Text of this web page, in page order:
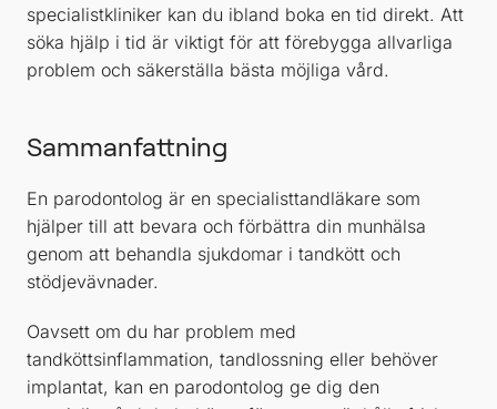
specialistkliniker kan du ibland boka en tid direkt. Att
söka hjälp i tid är viktigt för att förebygga allvarliga
problem och säkerställa bästa möjliga vård.
Sammanfattning
En parodontolog är en specialisttandläkare som
hjälper till att bevara och förbättra din munhälsa
genom att behandla sjukdomar i tandkött och
stödjevävnader.
Oavsett om du har problem med
tandköttsinflammation, tandlossning eller behöver
implantat, kan en parodontolog ge dig den